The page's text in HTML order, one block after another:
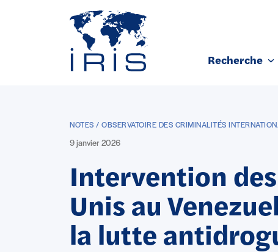
Recherche
NOTES / OBSERVATOIRE DES CRIMINALITÉS
9 janvier 2026
Intervention
Unis au
la lutte